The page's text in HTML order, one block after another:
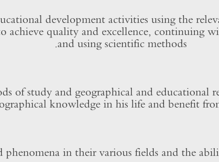
development activities using the
achieve quality and excellence, continuing
and using scientific methods.
of study and geographical and educational
knowledge in his life and benefit
phenomena in their various fields and the